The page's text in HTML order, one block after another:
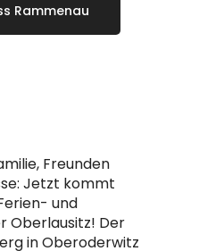
Rammenau
Freunden
Jetzt kommt
und
Oberlausitz! Der
in Oberoderwitz